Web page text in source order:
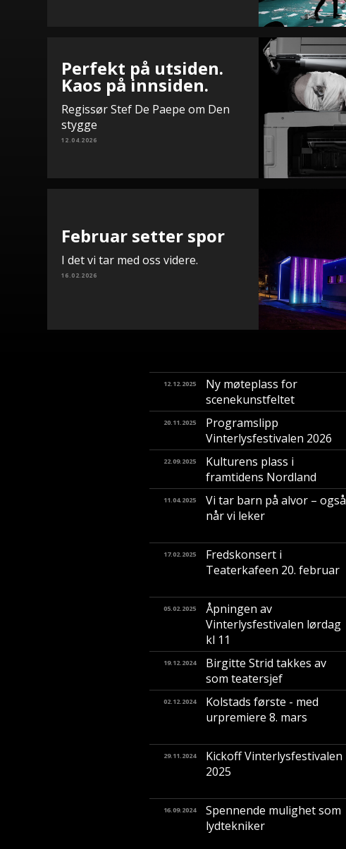
Perfekt på utsiden.
Kaos på innsiden.
Regissør Stef De Paepe om Den
stygge
12.04.2026
Februar setter spor
I det vi tar med oss videre.
16.02.2026
12.12.2025
Ny møteplass for
scenekunstfeltet
20.11.2025
Programslipp
Vinterlysfestivalen 2026
22.09.2025
Kulturens plass i
framtidens Nordland
11.04.2025
Vi tar barn på alvor – også
når vi leker
17.02.2025
Fredskonsert i
Teaterkafeen 20. februar
05.02.2025
Åpningen av
Vinterlysfestivalen lørdag
kl 11
19.12.2024
Birgitte Strid takkes av
som teatersjef
02.12.2024
Kolstads første - med
urpremiere 8. mars
29.11.2024
Kickoff Vinterlysfestivalen
2025
16.09.2024
Spennende mulighet som
lydtekniker